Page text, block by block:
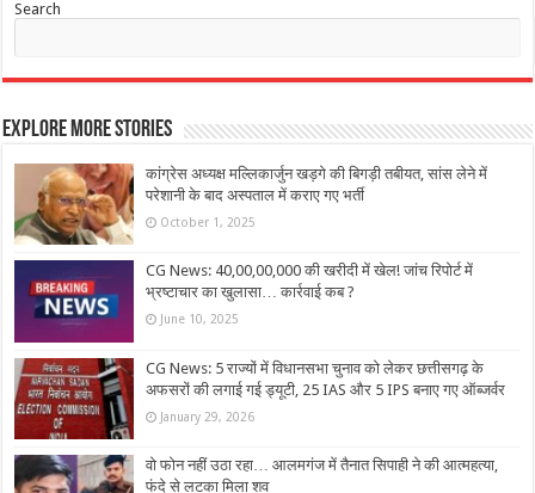
Search
Explore More Stories
कांग्रेस अध्यक्ष मल्लिकार्जुन खड़गे की बिगड़ी तबीयत, सांस लेने में
परेशानी के बाद अस्पताल में कराए गए भर्ती
October 1, 2025
CG News: 40,00,00,000 की खरीदी में खेल! जांच रिपोर्ट में
भ्रष्टाचार का खुलासा… कार्रवाई कब ?
June 10, 2025
CG News: 5 राज्यों में विधानसभा चुनाव को लेकर छत्तीसगढ़ के
अफसरों की लगाई गई ड्यूटी, 25 IAS और 5 IPS बनाए गए ऑब्जर्वर
January 29, 2026
वो फोन नहीं उठा रहा… आलमगंज में तैनात सिपाही ने की आत्महत्या,
फंदे से लटका मिला शव